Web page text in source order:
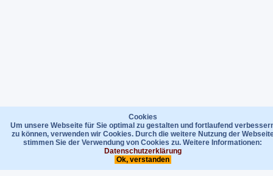
Cookies
Um unsere Webseite für Sie optimal zu gestalten und fortlaufend
zu können, verwenden wir Cookies. Durch die weitere Nutzung der
stimmen Sie der Verwendung von Cookies zu. Weitere Informationen:
Datenschutzerklärung
Ok, verstanden